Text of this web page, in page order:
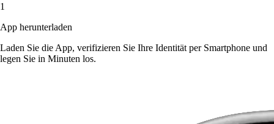
1
App herunterladen
Laden Sie die App, verifizieren Sie Ihre Identität per Smartphone und
legen Sie in Minuten los.